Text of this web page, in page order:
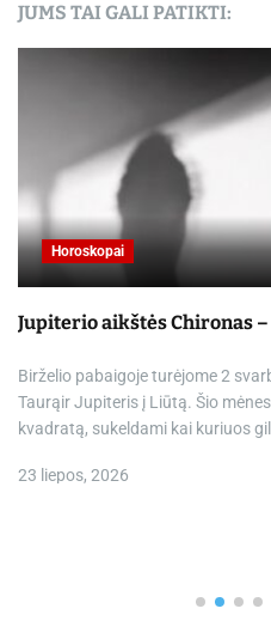
JUMS TAI GALI PATIKTI:
Horoskopai
Jupiterio aikštės Chironas
Birželio pabaigoje turėjome 2
Taurąir Jupiteris į Liūtą. Šio
kvadratą, sukeldami kai kuriuos
23 liepos, 2026